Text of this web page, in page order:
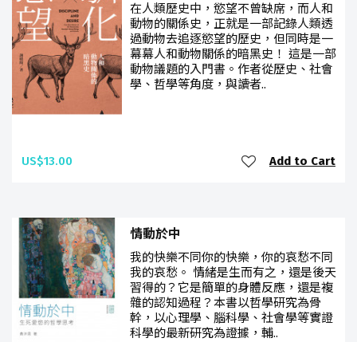
在人類歷史中，慾望不曾缺席，而人和
動物的關係史，正就是一部記錄人類透
過動物去追逐慾望的歷史，但同時是一
幕幕人和動物關係的暗黑史！ 這是一部
動物議題的入門書。作者從歷史、社會
學、哲學等角度，與讀者..
US$13.00 Add to Cart
情動於中
我的快樂不同你的快樂，你的哀愁不同
我的哀愁。 情緒是生而有之，還是後天
習得的？它是簡單的身體反應，還是複
雜的認知過程？本書以哲學研究為骨
幹，以心理學、腦科學、社會學等實證
科學的最新研究為證據，輔..